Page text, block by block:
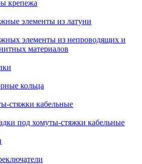
крепежа
элементы из латуни
элементы из непроводящих и
материалов
кольца
стяжки кабельные
под хомуты-стяжки кабельные